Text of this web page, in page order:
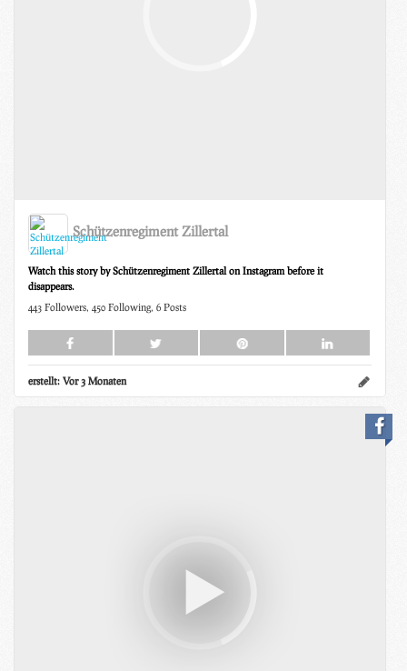
Schützenregiment Zillertal
Watch this story by Schützenregiment Zillertal on Instagram before it
disappears.
443 Followers, 450 Following, 6 Posts
erstellt: Vor 3 Monaten